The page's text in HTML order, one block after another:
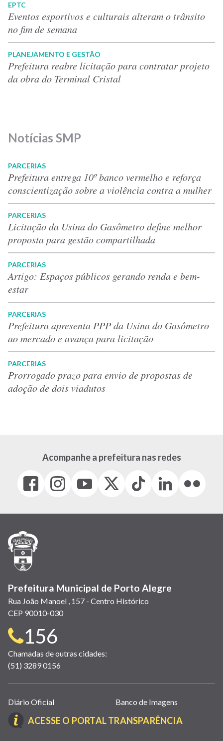
EPTC
Eventos esportivos e culturais alteram o trânsito
no fim de semana
PLANEJAMENTO E GESTÃO
Prefeitura reabre licitação para contratar projeto
da obra do Terminal Cristal
Notícias SMP
PARCERIAS
Prefeitura entrega 10º banco vermelho e reforça
conscientização sobre a violência contra a mulher
PARCERIAS
Licitação da Usina do Gasômetro define melhor
proposta para gestão compartilhada
PARCERIAS
Artigo: Espaços públicos gerando renda e bem-
estar
PARCERIAS
Prefeitura apresenta PPP da Usina do Gasômetro
ao mercado e avança para licitação
PARCERIAS
Prorrogado prazo para envio de propostas de
adoção de dois viadutos
Acompanhe a prefeitura nas redes
Facebook
(link
em
janela)
Instagram
(link
em
(link
em
(Antigo
(link
Tiktok
(link
em
LinkedIn
(link
em
(link
em
Prefeitura Municipal de Porto Alegre
Rua João Manoel , 157 - Centro Histórico
CEP 90010-030
Telefone
para
contato:
156
Chamadas de outras cidades:
(51) 3289 0156
Links
úteis
(abrem
Diário Oficial Banco de Imagens
ACESSE O PORTAL TRANSPARÊNCIA(LINK